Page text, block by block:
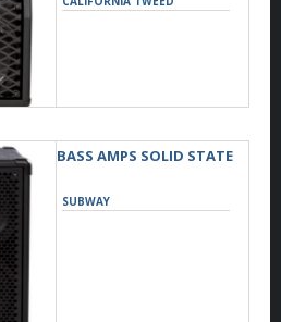
BASS AMPS SOLID STATE
SUBWAY